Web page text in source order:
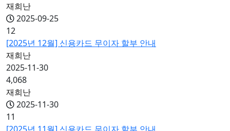
재희난
2025-09-25
12
[2025년 12월] 신용카드 무이자 할부 안내
재희난
2025-11-30
4,068
재희난
2025-11-30
11